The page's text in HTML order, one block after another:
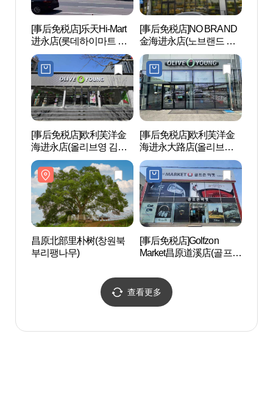
[事后免税店]乐天Hi-Mart
进永店(롯데하이마트 진
영점)
[事后免税店]NO BRAND
金海进永店(노브랜드 김
해진영점)
[事后免税店]欧利芙洋金
海进永店(올리브영 김해
진영점)
[事后免税店]欧利芙洋金
海进永大路店(올리브영
김해진영대로점)
昌原北部里朴树(창원북
부리팽나무)
[事后免税店]Golfzon
Market昌原道溪店(골프존
查看更多